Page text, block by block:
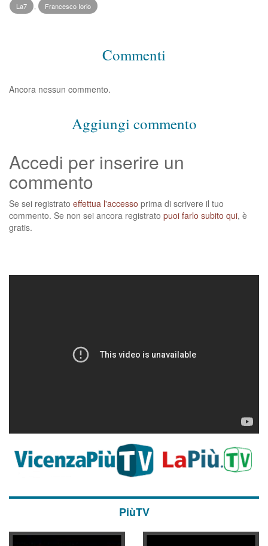
La7
Francesco Iorio
Commenti
Ancora nessun commento.
Aggiungi commento
Accedi per inserire un
commento
Se sei registrato effettua l'accesso prima di scrivere il tuo
commento. Se non sei ancora registrato puoi farlo subito qui, è
gratis.
PiùTV